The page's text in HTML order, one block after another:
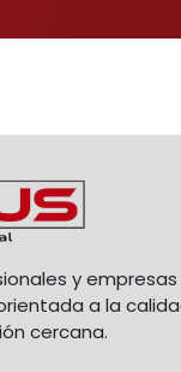
y
a la
cercana.